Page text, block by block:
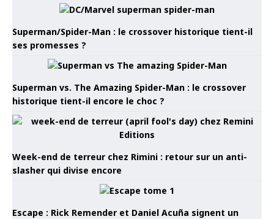
Superman/Spider-Man : le crossover historique tient-il
ses promesses ?
Superman vs. The Amazing Spider-Man : le crossover
historique tient-il encore le choc ?
Week-end de terreur chez Rimini : retour sur un anti-
slasher qui divise encore
Escape : Rick Remender et Daniel Acuña signent un